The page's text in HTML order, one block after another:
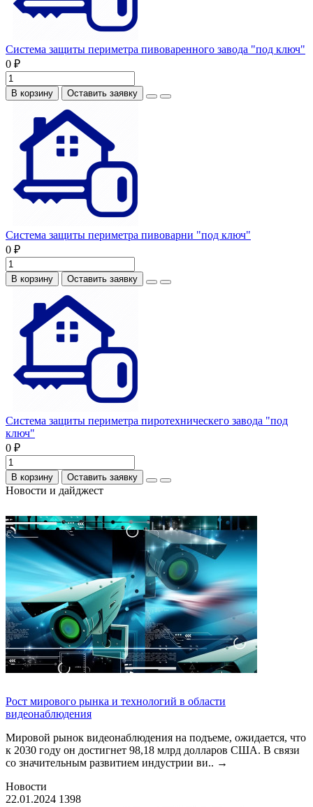
Система защиты периметра пивоваренного завода "под ключ"
0 ₽
В корзину Оставить заявку
Система защиты периметра пивоварни "под ключ"
0 ₽
В корзину Оставить заявку
Система защиты периметра пиротехническего завода "под
ключ"
0 ₽
В корзину Оставить заявку
Новости и дайджест
Рост мирового рынка и технологий в области
видеонаблюдения
Мировой рынок видеонаблюдения на подъеме, ожидается, что
к 2030 году он достигнет 98,18 млрд долларов США. В связи
со значительным развитием индустрии ви.. →
Новости
22.01.2024 1398